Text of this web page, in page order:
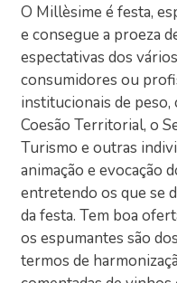
O Millèsime é festa,
e consegue a proeza
espectativas dos
consumidores ou
institucionais de
Coesão Territorial, o
Turismo e outras
animação e evocação
entretendo os que se
da festa. Tem boa
os espumantes são
termos de